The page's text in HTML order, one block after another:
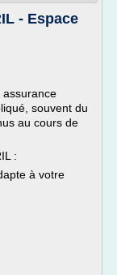
- Espace
assurance
souvent du
au cours de
:
à votre